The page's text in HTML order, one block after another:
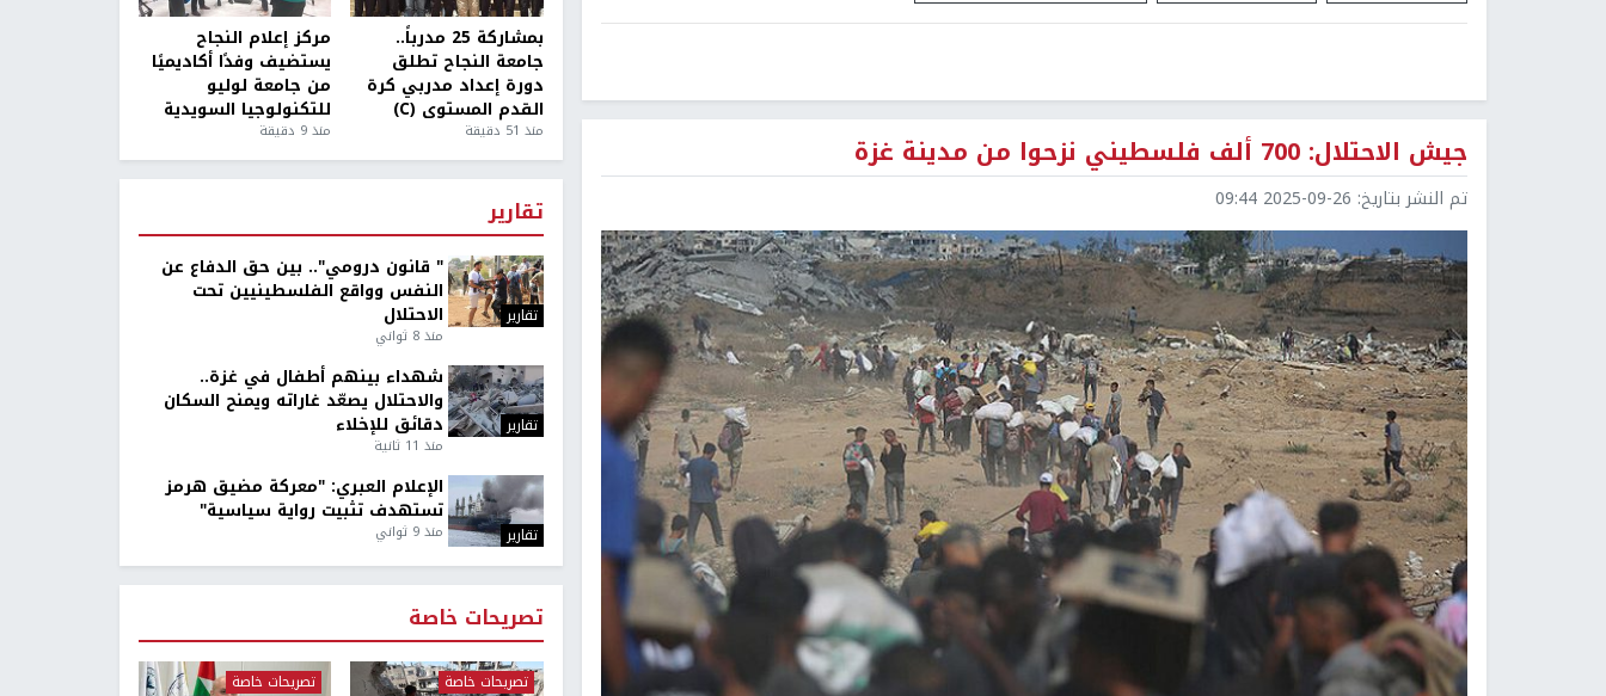
جيش الاحتلال: 700 ألف فلسطيني نزحوا من مدينة غزة
تم النشر بتاريخ: 2025-09-26 09:44
بمشاركة 25 مدرباً..
جامعة النجاح تطلق
دورة إعداد مدربي كرة
القدم المستوى (C)
منذ 51 دقيقة
مركز إعلام النجاح
يستضيف وفدًا أكاديميًا
من جامعة لوليو
للتكنولوجيا السويدية
منذ 9 دقيقة
تقارير
تقارير
" قانون درومي".. بين حق الدفاع عن
النفس وواقع الفلسطينيين تحت
الاحتلال
منذ 8 ثواني
تقارير
شهداء بينهم أطفال في غزة..
والاحتلال يصعّد غاراته ويمنح السكان
دقائق للإخلاء
منذ 11 ثانية
تقارير
الإعلام العبري: "معركة مضيق هرمز
تستهدف تثبيت رواية سياسية"
منذ 9 ثواني
تصريحات خاصة
تصريحات خاصة تصريحات خاصة